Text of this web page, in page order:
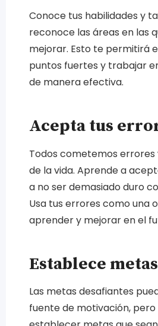
Conoce tus habilidades y
reconoce las áreas en las
mejorar. Esto te permitirá
puntos fuertes y trabajar
de manera efectiva.
Acepta tus
Todos cometemos errores
de la vida. Aprende a
a no ser demasiado duro
Usa tus errores como una
aprender y mejorar en el
Establece
Las metas desafiantes
fuente de motivación,